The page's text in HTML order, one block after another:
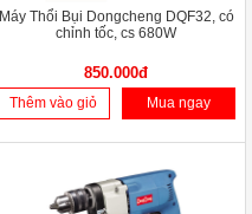
Máy Thổi Bụi Dongcheng DQF32, có
chỉnh tốc, cs 680W
850.000đ
Thêm vào giỏ Mua ngay